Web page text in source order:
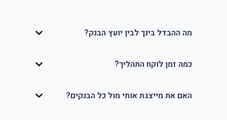
מה ההבדל בינך לבין יועץ הבנק?
כמה זמן לוקח התהליך?
האם את מייצגת אותי מול כל הבנקים?